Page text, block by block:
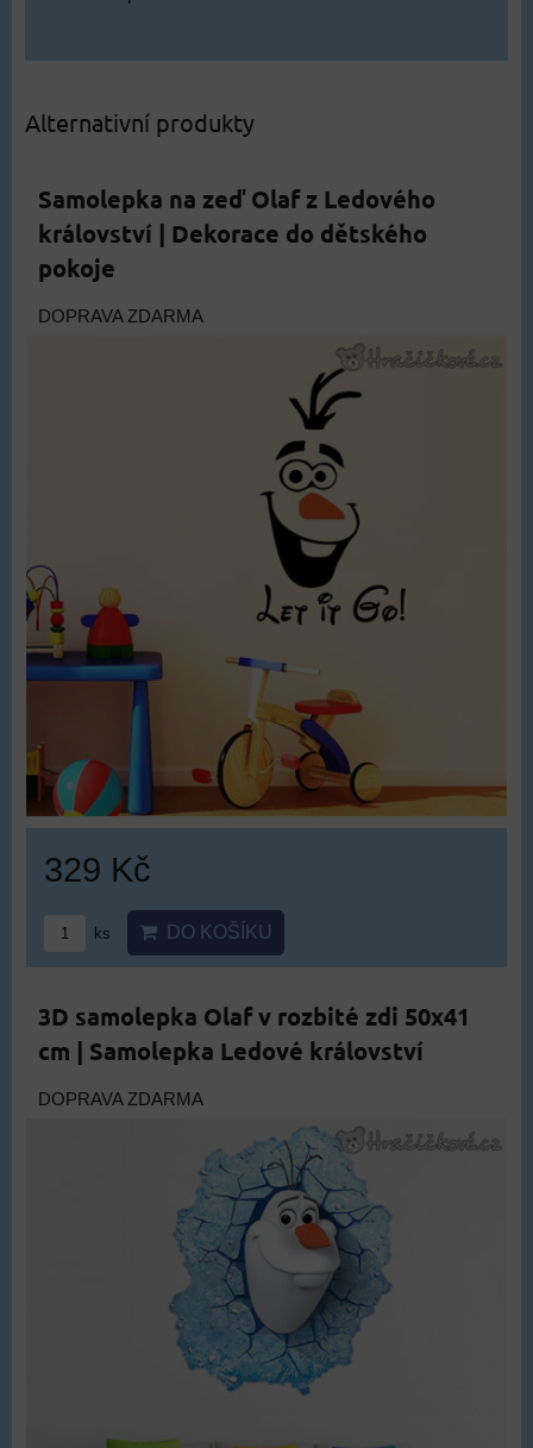
Alternativní produkty
Samolepka na zeď Olaf z Ledového
království | Dekorace do dětského
pokoje
DOPRAVA ZDARMA
329 Kč
ks DO KOŠÍKU
3D samolepka Olaf v rozbité zdi 50x41
cm | Samolepka Ledové království
DOPRAVA ZDARMA